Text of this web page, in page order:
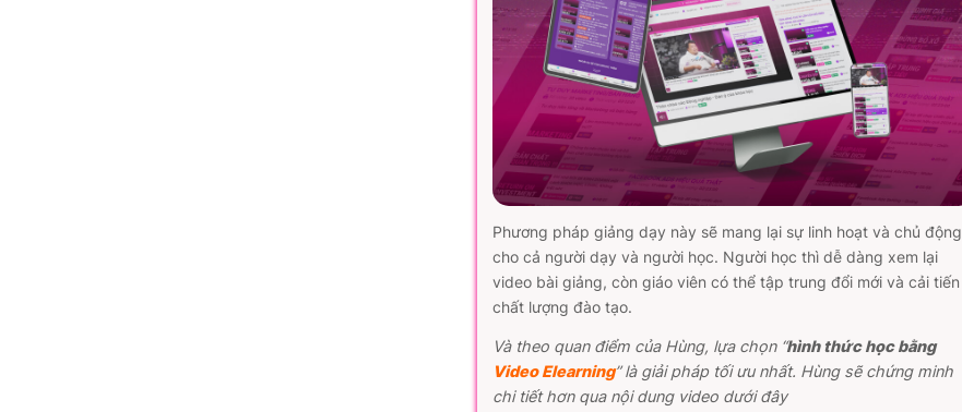
Phương pháp giảng dạy này sẽ mang lại sự linh hoạt và chủ động
cho cả người dạy và người học. Người học thì dễ dàng xem lại
video bài giảng, còn giáo viên có thể tập trung đổi mới và cải tiến
chất lượng đào tạo.
Và theo quan điểm của Hùng, lựa chọn “hình thức học bằng
Video Elearning” là giải pháp tối ưu nhất. Hùng sẽ chứng minh
chi tiết hơn qua nội dung video dưới đây